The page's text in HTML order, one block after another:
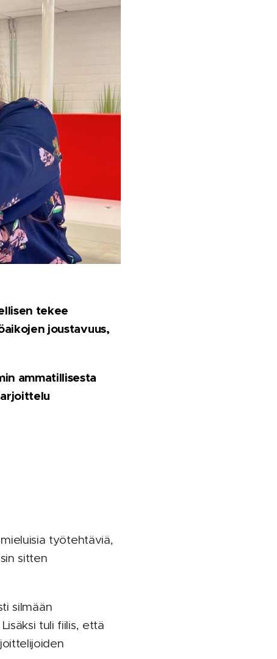
tekee
joustavuus,
ammatillisesta
työtehtäviä,
sitten
silmään
tuli fiilis, että